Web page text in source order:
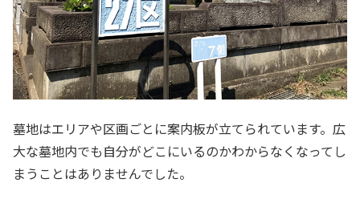
墓地はエリアや区画ごとに案内板が立てられています。広
大な墓地内でも自分がどこにいるのかわからなくなってし
まうことはありませんでした。